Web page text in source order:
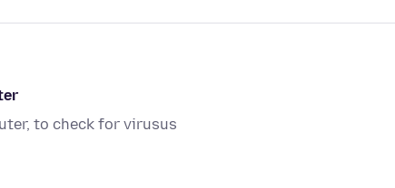
to check for virusus